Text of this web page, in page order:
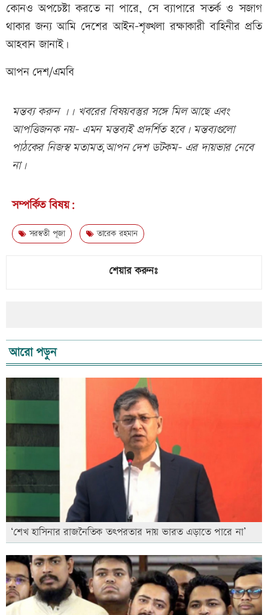
কোনও অপচেষ্টা করতে না পারে, সে ব্যাপারে সতর্ক ও সজাগ
থাকার জন্য আমি দেশের আইন-শৃঙ্খলা রক্ষাকারী বাহিনীর প্রতি
আহবান জানাই।
আপন দেশ/এমবি
মন্তব্য করুন ।। খবরের বিষয়বস্তুর সঙ্গে মিল আছে এবং
আপত্তিজনক নয়- এমন মন্তব্যই প্রদর্শিত হবে। মন্তব্যগুলো
পাঠকের নিজস্ব মতামত,আপন দেশ ডটকম- এর দায়ভার নেবে
না।
সম্পর্কিত বিষয়:
সরস্বতী পূজা তারেক রহমান
শেয়ার করুনঃ
আরো পড়ুন
‘শেখ হাসিনার রাজনৈতিক তৎপরতার দায় ভারত এড়াতে পারে না’